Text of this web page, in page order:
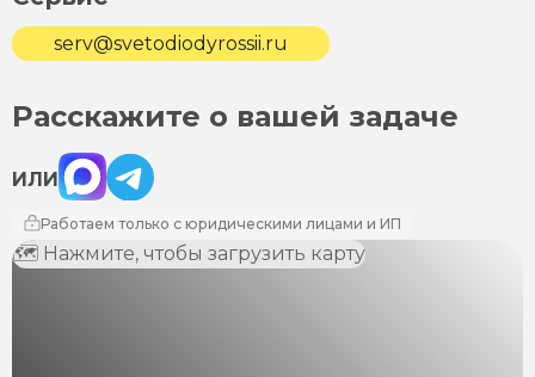
serv@svetodiodyrossii.ru
Расскажите о вашей задаче
ИЛИ
Max Telegram
Работаем только с юридическими лицами и ИП
🗺 Нажмите, чтобы загрузить карту